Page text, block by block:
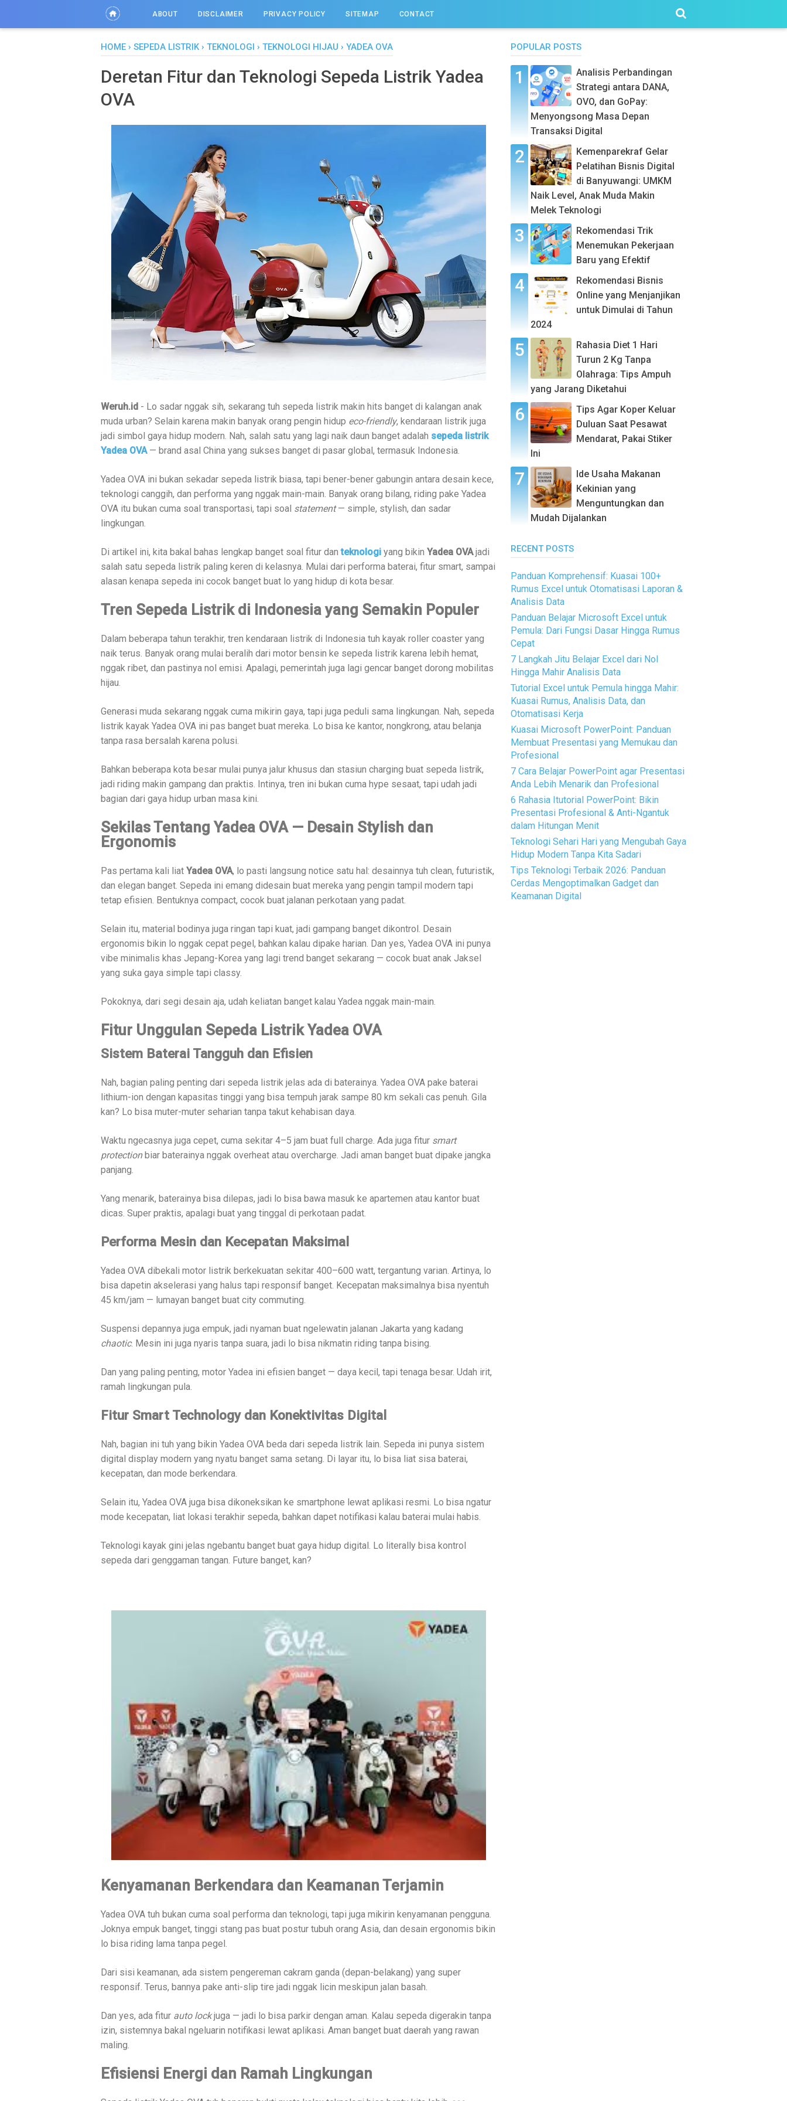
ABOUT DISCLAIMER PRIVACY POLICY SITEMAP CONTACT
HOME › SEPEDA LISTRIK › TEKNOLOGI › TEKNOLOGI HIJAU › YADEA OVA
Deretan Fitur dan Teknologi Sepeda Listrik Yadea
OVA
Weruh.id - Lo sadar nggak sih, sekarang tuh sepeda listrik makin hits banget di kalangan anak
muda urban? Selain karena makin banyak orang pengin hidup eco-friendly, kendaraan listrik juga
jadi simbol gaya hidup modern. Nah, salah satu yang lagi naik daun banget adalah sepeda listrik
Yadea OVA — brand asal China yang sukses banget di pasar global, termasuk Indonesia.
Yadea OVA ini bukan sekadar sepeda listrik biasa, tapi bener-bener gabungin antara desain kece,
teknologi canggih, dan performa yang nggak main-main. Banyak orang bilang, riding pake Yadea
OVA itu bukan cuma soal transportasi, tapi soal statement— simple, stylish, dan sadar
lingkungan.
Di artikel ini, kita bakal bahas lengkap banget soal fitur danteknologi yang bikin Yadea OVAjadi
salah satu sepeda listrik paling keren di kelasnya. Mulai dari performa baterai, fitur smart, sampai
alasan kenapa sepeda ini cocok banget buat lo yang hidup di kota besar.
Tren Sepeda Listrik di Indonesia yang Semakin Populer
Dalam beberapa tahun terakhir, tren kendaraan listrik di Indonesia tuh kayak roller coaster yang
naik terus. Banyak orang mulai beralih dari motor bensin ke sepeda listrik karena lebih hemat,
nggak ribet, dan pastinya nol emisi. Apalagi, pemerintah juga lagi gencar banget dorong mobilitas
hijau.
Generasi muda sekarang nggak cuma mikirin gaya, tapi juga peduli sama lingkungan. Nah, sepeda
listrik kayak Yadea OVA ini pas banget buat mereka. Lo bisa ke kantor, nongkrong, atau belanja
tanpa rasa bersalah karena polusi.
Bahkan beberapa kota besar mulai punya jalur khusus dan stasiun charging buat sepeda listrik,
jadi riding makin gampang dan praktis. Intinya, tren ini bukan cuma hype sesaat, tapi udah jadi
bagian dari gaya hidup urban masa kini.
Sekilas Tentang Yadea OVA — Desain Stylish dan
Ergonomis
Pas pertama kali liat Yadea OVA, lo pasti langsung notice satu hal: desainnya tuh clean, futuristik,
dan elegan banget. Sepeda ini emang didesain buat mereka yang pengin tampil modern tapi
tetap efisien. Bentuknya compact, cocok buat jalanan perkotaan yang padat.
Selain itu, material bodinya juga ringan tapi kuat, jadi gampang banget dikontrol. Desain
ergonomis bikin lo nggak cepat pegel, bahkan kalau dipake harian. Dan yes, Yadea OVA ini punya
vibe minimalis khas Jepang-Korea yang lagi trend banget sekarang — cocok buat anak Jaksel
yang suka gaya simple tapi classy.
Pokoknya, dari segi desain aja, udah keliatan banget kalau Yadea nggak main-main.
Fitur Unggulan Sepeda Listrik Yadea OVA
Sistem Baterai Tangguh dan Efisien
Nah, bagian paling penting dari sepeda listrik jelas ada di baterainya. Yadea OVA pake baterai
lithium-ion dengan kapasitas tinggi yang bisa tempuh jarak sampe 80 km sekali cas penuh. Gila
kan? Lo bisa muter-muter seharian tanpa takut kehabisan daya.
Waktu ngecasnya juga cepet, cuma sekitar 4–5 jam buat full charge. Ada juga fitur smart
protectionbiar baterainya nggak overheat atau overcharge. Jadi aman banget buat dipake jangka
panjang.
Yang menarik, baterainya bisa dilepas, jadi lo bisa bawa masuk ke apartemen atau kantor buat
dicas. Super praktis, apalagi buat yang tinggal di perkotaan padat.
Performa Mesin dan Kecepatan Maksimal
Yadea OVA dibekali motor listrik berkekuatan sekitar 400–600 watt, tergantung varian. Artinya, lo
bisa dapetin akselerasi yang halus tapi responsif banget. Kecepatan maksimalnya bisa nyentuh
45 km/jam — lumayan banget buat city commuting.
Suspensi depannya juga empuk, jadi nyaman buat ngelewatin jalanan Jakarta yang kadang
chaotic. Mesin ini juga nyaris tanpa suara, jadi lo bisa nikmatin riding tanpa bising.
Dan yang paling penting, motor Yadea ini efisien banget — daya kecil, tapi tenaga besar. Udah irit,
ramah lingkungan pula.
Fitur Smart Technology dan Konektivitas Digital
Nah, bagian ini tuh yang bikin Yadea OVA beda dari sepeda listrik lain. Sepeda ini punya sistem
digital display modern yang nyatu banget sama setang. Di layar itu, lo bisa liat sisa baterai,
kecepatan, dan mode berkendara.
Selain itu, Yadea OVA juga bisa dikoneksikan ke smartphone lewat aplikasi resmi. Lo bisa ngatur
mode kecepatan, liat lokasi terakhir sepeda, bahkan dapet notifikasi kalau baterai mulai habis.
Teknologi kayak gini jelas ngebantu banget buat gaya hidup digital. Lo literally bisa kontrol
sepeda dari genggaman tangan. Future banget, kan?
Kenyamanan Berkendara dan Keamanan Terjamin
Yadea OVA tuh bukan cuma soal performa dan teknologi, tapi juga mikirin kenyamanan pengguna.
Joknya empuk banget, tinggi stang pas buat postur tubuh orang Asia, dan desain ergonomis bikin
lo bisa riding lama tanpa pegel.
Dari sisi keamanan, ada sistem pengereman cakram ganda (depan-belakang) yang super
responsif. Terus, bannya pake anti-slip tire jadi nggak licin meskipun jalan basah.
Dan yes, ada fitur auto lockjuga — jadi lo bisa parkir dengan aman. Kalau sepeda digerakin tanpa
izin, sistemnya bakal ngeluarin notifikasi lewat aplikasi. Aman banget buat daerah yang rawan
maling.
Efisiensi Energi dan Ramah Lingkungan
POPULAR POSTS
Analisis Perbandingan
Strategi antara DANA,
OVO, dan GoPay:
Menyongsong Masa Depan
Transaksi Digital
Kemenparekraf Gelar
Pelatihan Bisnis Digital
di Banyuwangi: UMKM
Naik Level, Anak Muda Makin
Melek Teknologi
Rekomendasi Trik
Menemukan Pekerjaan
Baru yang Efektif
Rekomendasi Bisnis
Online yang Menjanjikan
untuk Dimulai di Tahun
2024
Rahasia Diet 1 Hari
Turun 2 Kg Tanpa
Olahraga: Tips Ampuh
yang Jarang Diketahui
Tips Agar Koper Keluar
Duluan Saat Pesawat
Mendarat, Pakai Stiker
Ini
Ide Usaha Makanan
Kekinian yang
Menguntungkan dan
Mudah Dijalankan
RECENT POSTS
Panduan Komprehensif: Kuasai 100+
Rumus Excel untuk Otomatisasi Laporan &
Analisis Data
Panduan Belajar Microsoft Excel untuk
Pemula: Dari Fungsi Dasar Hingga Rumus
Cepat
7 Langkah Jitu Belajar Excel dari Nol
Hingga Mahir Analisis Data
Tutorial Excel untuk Pemula hingga Mahir:
Kuasai Rumus, Analisis Data, dan
Otomatisasi Kerja
Kuasai Microsoft PowerPoint: Panduan
Membuat Presentasi yang Memukau dan
Profesional
7 Cara Belajar PowerPoint agar Presentasi
Anda Lebih Menarik dan Profesional
6 Rahasia Itutorial PowerPoint: Bikin
Presentasi Profesional & Anti-Ngantuk
dalam Hitungan Menit
Teknologi Sehari Hari yang Mengubah Gaya
Hidup Modern Tanpa Kita Sadari
Tips Teknologi Terbaik 2026: Panduan
Cerdas Mengoptimalkan Gadget dan
Keamanan Digital